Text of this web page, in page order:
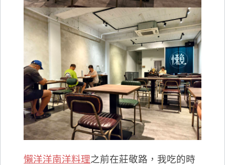
懶洋洋南洋料理之前在莊敬路，我吃的時